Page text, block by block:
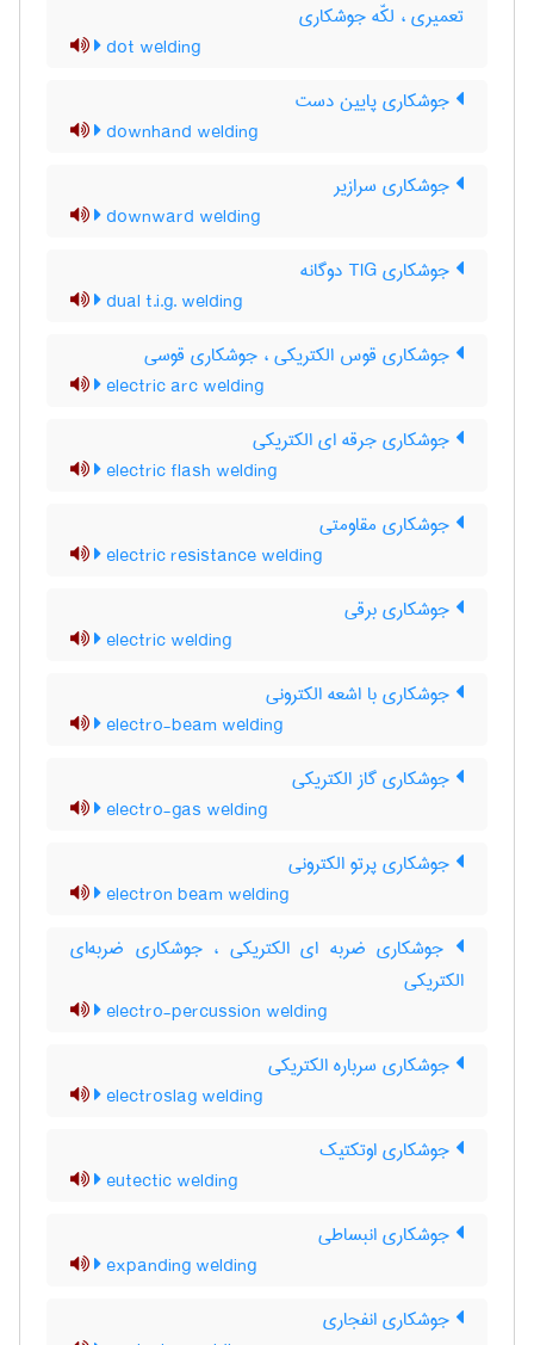
تعمیری ، لکّه جوشکاری
dot welding
جوشکاری پایین دست
downhand welding
جوشکاری سرازیر
downward welding
جوشکاری TIG دوگانه
dual t.i.g. welding
جوشکاری قوس الکتریکی ، جوشکاری قوسی
electric arc welding
جوشکاری جرقه ای الکتریکی
electric flash welding
جوشکاری مقاومتی
electric resistance welding
جوشکاری برقی
electric welding
جوشکاری با اشعه الکترونی
electro-beam welding
جوشکاری گاز الکتریکی
electro-gas welding
جوشکاری پرتو الکترونی
electron beam welding
جوشکاری ضربه ای الکتریکی ، جوشکاری ضربه‌ای
الکتریکی
electro-percussion welding
جوشکاری سرباره الکتریکی
electroslag welding
جوشکاری اوتکتیک
eutectic welding
جوشکاری انبساطی
expanding welding
جوشکاری انفجاری